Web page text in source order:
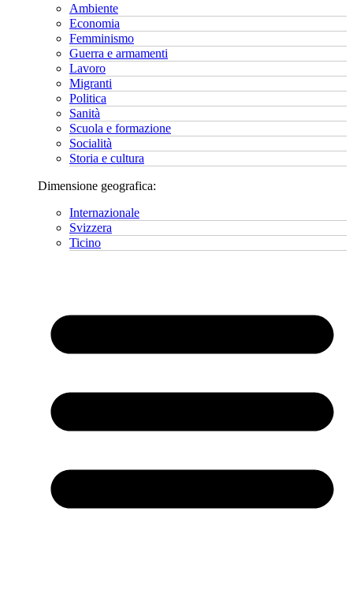
Ambiente
Economia
Femminismo
Guerra e armamenti
Lavoro
Migranti
Politica
Sanità
Scuola e formazione
Socialità
Storia e cultura
Dimensione geografica:
Internazionale
Svizzera
Ticino